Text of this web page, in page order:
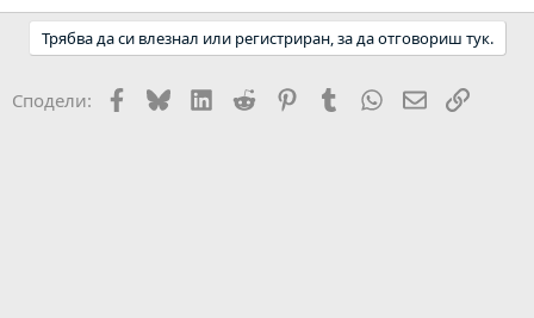
Трябва да си влезнал или регистриран, за да отговориш тук.
Сподели: Facebook
BlueskyLinkedIn
Reddit PinterestTumblr WhatsApp
EmailLink